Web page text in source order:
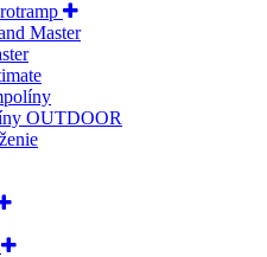
Master
OUTDOOR